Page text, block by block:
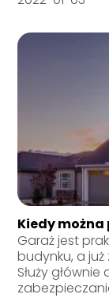
Kiedy
Garaż jest
budynku, a
Służy